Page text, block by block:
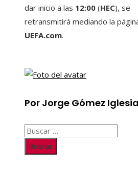
dar inicio a las 12:00 (HEC), se
retransmitirá mediando la
UEFA.com.
Por Jorge Gómez
Buscar: